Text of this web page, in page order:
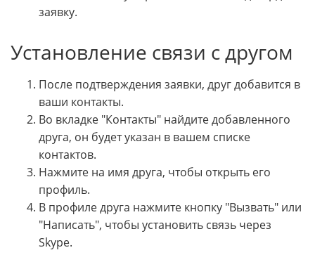
заявку.
Установление связи с другом
После подтверждения заявки, друг добавится в
ваши контакты.
Во вкладке "Контакты" найдите добавленного
друга, он будет указан в вашем списке
контактов.
Нажмите на имя друга, чтобы открыть его
профиль.
В профиле друга нажмите кнопку "Вызвать" или
"Написать", чтобы установить связь через
Skype.